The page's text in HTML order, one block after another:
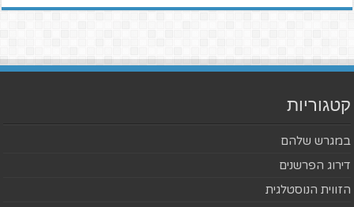
קטגוריות
במגרש שלהם
דירוג הפרשנים
הזווית הנוסטלגית